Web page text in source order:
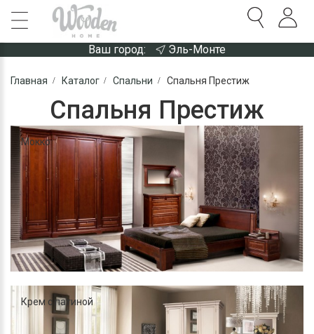
Ваш город: Эль-Монте
Главная Каталог Спальни Спальня Престиж
Спальня Престиж
Мокко
Крем с патиной